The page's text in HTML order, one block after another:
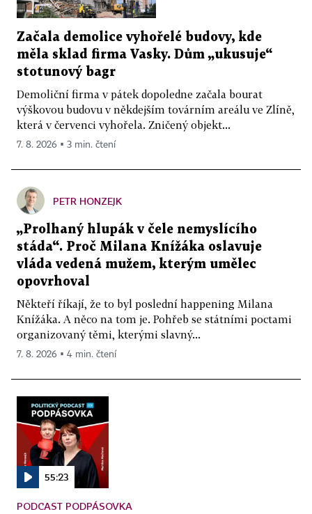
Začala demolice vyhořelé budovy, kde
měla sklad firma Vasky. Dům „ukusuje“
stotunový bagr
Demoliční firma v pátek dopoledne začala bourat
výškovou budovu v někdejším továrním areálu ve Zlíně,
která v červenci vyhořela. Zničený objekt...
7. 8. 2026 ▪ 3 min. čtení
PETR HONZEJK
„Prolhaný hlupák v čele nemyslícího
stáda“. Proč Milana Knížáka oslavuje
vláda vedená mužem, kterým umělec
opovrhoval
Někteří říkají, že to byl poslední happening Milana
Knížáka. A něco na tom je. Pohřeb se státními poctami
organizovaný těmi, kterými slavný...
7. 8. 2026 ▪ 4 min. čtení
55:23
PODCAST PODPÁSOVKA